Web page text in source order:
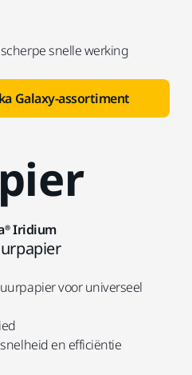
snelle werking
Galaxy-assortiment
Iridium
voor universeel
en efficiëntie